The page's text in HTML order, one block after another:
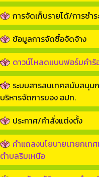
การจัดเก็บรายได้/การชำร
ข้อมูลการจัดซื้อจัดจ้าง
ดาวน์โหลดแบบฟอร์มคำร้
ระบบสารสนเทศสนับสนุน
บริหารจัดการของ อปท.
ประกาศ/คำสั่งแต่งตั้ง
คำแถลงนโยบายนายกเท
ตำบลริมเหนือ